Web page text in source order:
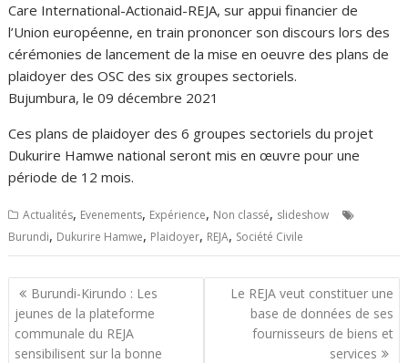
Care International-Actionaid-REJA, sur appui financier de
l’Union européenne, en train prononcer son discours lors des
cérémonies de lancement de la mise en oeuvre des plans de
plaidoyer des OSC des six groupes sectoriels.
Bujumbura, le 09 décembre 2021
Ces plans de plaidoyer des 6 groupes sectoriels du projet
Dukurire Hamwe national seront mis en œuvre pour une
période de 12 mois.
Actualités, Evenements, Expérience, Non classé, slideshow
Burundi, Dukurire Hamwe, Plaidoyer, REJA, Société Civile
Navigation
de
l’article
Burundi-Kirundo : Les
jeunes de la plateforme
communale du REJA
sensibilisent sur la bonne
Le REJA veut constituer une
base de données de ses
fournisseurs de biens et
services